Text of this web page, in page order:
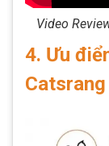
Video
4. Ưu